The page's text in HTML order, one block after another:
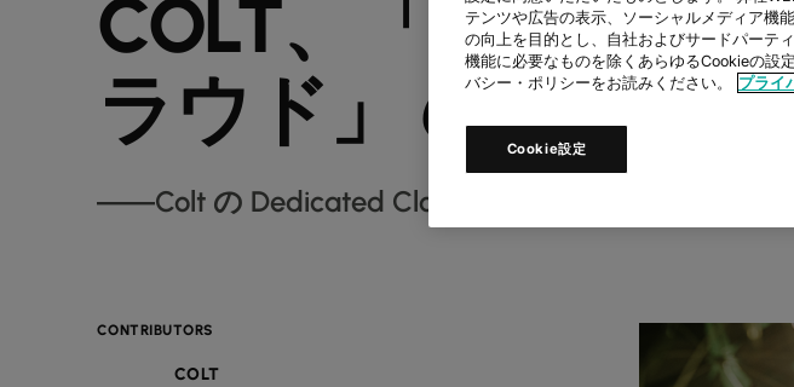
COLT、「AWS ヨ
ラウド」 の初期接
――Colt の Dedicated Cloud Access が高まるデー
CONTRIBUTORS
COLT
テンツや広告の表示、ソーシャルメディア機
の向上を目的とし、自社およびサードパーテ
機能に必要なものを除くあらゆるCookieの設
バシー・ポリシーをお読みください。
プライ
Cookie設定